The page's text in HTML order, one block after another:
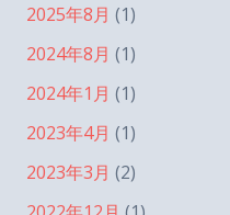
2025年8月 (1)
2024年8月 (1)
2024年1月 (1)
2023年4月 (1)
2023年3月 (2)